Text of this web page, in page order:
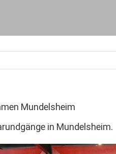
Mundelsheim
in Mundelsheim.